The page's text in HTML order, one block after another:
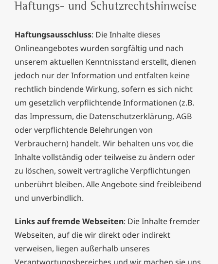
Haftungs- und Schutzrechtshinweise
Haftungsausschluss: Die Inhalte dieses
Onlineangebotes wurden sorgfältig und nach
unserem aktuellen Kenntnisstand erstellt, dienen
jedoch nur der Information und entfalten keine
rechtlich bindende Wirkung, sofern es sich nicht
um gesetzlich verpflichtende Informationen (z.B.
das Impressum, die Datenschutzerklärung, AGB
oder verpflichtende Belehrungen von
Verbrauchern) handelt. Wir behalten uns vor, die
Inhalte vollständig oder teilweise zu ändern oder
zu löschen, soweit vertragliche Verpflichtungen
unberührt bleiben. Alle Angebote sind freibleibend
und unverbindlich.
Links auf fremde Webseiten: Die Inhalte fremder
Webseiten, auf die wir direkt oder indirekt
verweisen, liegen außerhalb unseres